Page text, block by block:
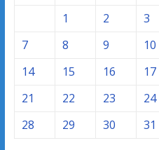
1
2 3
7
8 9 10
14
15 16 17
21
22 23 24
28
29 30 31